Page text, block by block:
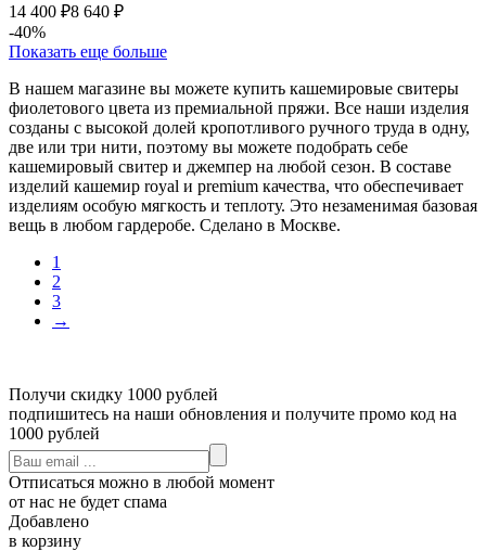
14 400 ₽8 640 ₽
-40%
Показать еще больше
В нашем магазине вы можете купить кашемировые свитеры
фиолетового цвета из премиальной пряжи. Все наши изделия
созданы с высокой долей кропотливого ручного труда в одну,
две или три нити, поэтому вы можете подобрать себе
кашемировый свитер и джемпер на любой сезон. В составе
изделий кашемир royal и premium качества, что обеспечивает
изделиям особую мягкость и теплоту. Это незаменимая базовая
вещь в любом гардеробе. Сделано в Москве.
1
2
3
→
Получи скидку 1000 рублей
подпишитесь на наши обновления и получите промо код на
1000 рублей
Отписаться можно в любой момент
от нас не будет спама
Добавлено
в корзину